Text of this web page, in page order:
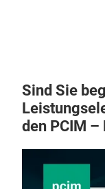
Sind Sie
den PCIM –